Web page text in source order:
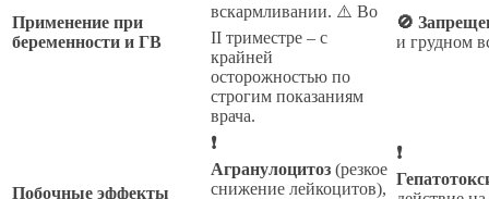
Применение при
беременности и ГВ
вскармливании. ⚠️ Во
II триместре – с
крайней
осторожностью по
строгим показаниям
врача.
🚫
и грудном
Побочные эффекты
❗
Агранулоцитоз (резкое
снижение лейкоцитов),
❗